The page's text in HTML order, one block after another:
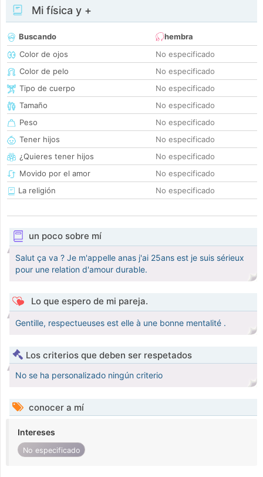
Mi física y +
Buscando
hembra
Color de ojos
No especificado
Color de pelo
No especificado
Tipo de cuerpo
No especificado
Tamaño
No especificado
Peso
No especificado
Tener hijos
No especificado
¿Quieres tener hijos
No especificado
Movido por el amor
No especificado
La religión
No especificado
un poco sobre mí
Salut ça va ? Je m'appelle anas j'ai 25ans est je suis sérieux
pour une relation d'amour durable.
Lo que espero de mi pareja.
Gentille, respectueuses est elle à une bonne mentalité .
Los criterios que deben ser respetados
No se ha personalizado ningún criterio
conocer a mí
Intereses
No especificado